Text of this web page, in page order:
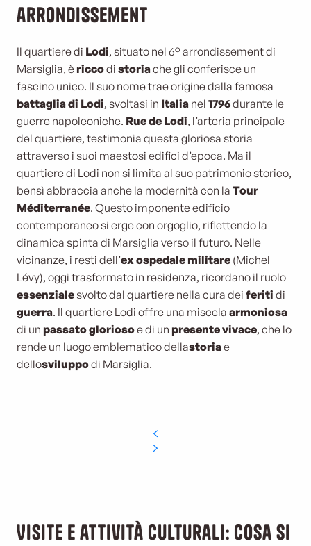
arrondissement
Il quartiere di Lodi, situato nel 6° arrondissement di
Marsiglia, è riccodi storiache gli conferisce un
fascino unico. Il suo nome trae origine dalla famosa
battaglia di Lodi, svoltasi in Italia nel 1796durante le
guerre napoleoniche. Rue de Lodi, l’arteria principale
del quartiere, testimonia questa gloriosa storia
attraverso i suoi maestosi edifici d’epoca. Ma il
quartiere di Lodi non si limita al suo patrimonio storico,
bensì abbraccia anche la modernità con la Tour
Méditerranée. Questo imponente edificio
contemporaneo si erge con orgoglio, riflettendo la
dinamica spinta di Marsiglia verso il futuro. Nelle
vicinanze, i resti dell’ex ospedale militare (Michel
Lévy), oggi trasformato in residenza, ricordano il ruolo
essenzialesvolto dal quartiere nella cura dei feriti di
guerra. Il quartiere Lodi offre una miscela armoniosa
di un passato gloriosoe di un presente vivace, che lo
rende un luogo emblematico dellastoriae
dellosviluppodi Marsiglia.
Visite e attività culturali: cosa si